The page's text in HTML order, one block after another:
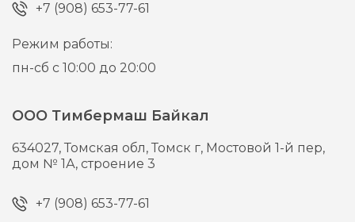
+7 (908) 653-77-61
Режим работы:
пн-сб с 10:00 до 20:00
ООО Тимбермаш Байкал
634027,Томская обл, Томск г, Мостовой 1-й пер,
дом № 1А, строение 3
+7 (908) 653-77-61